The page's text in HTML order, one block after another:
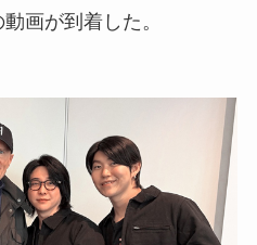
画が到着した。